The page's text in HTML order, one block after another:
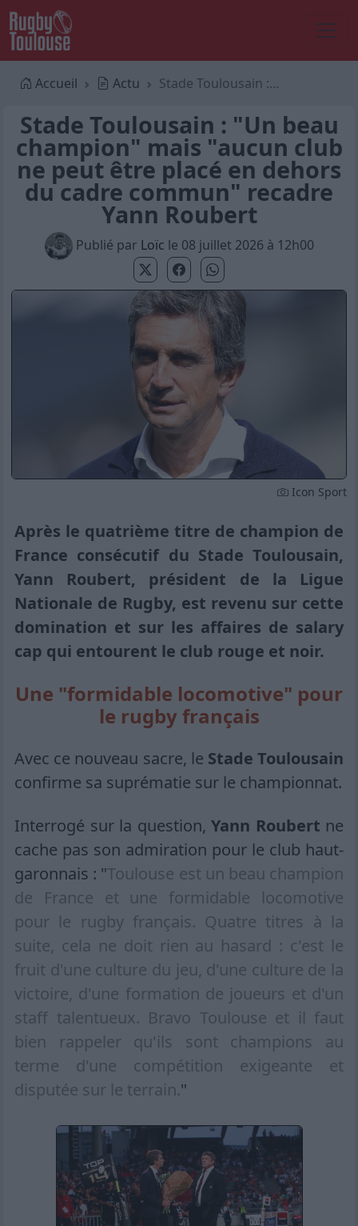
Accueil Actu Stade Toulousain : "Un beau champion" mais "aucun club ne peut être placé en dehors du cadre commun" recadre Yann Roubert
Stade Toulousain : "Un beau
champion" mais "aucun club
ne peut être placé en dehors
du cadre commun" recadre
Yann Roubert
Publié par Loïc le 08 juillet 2026 à 12h00
Icon Sport
Après le quatrième titre de champion de
France consécutif du Stade Toulousain,
Yann Roubert, président de la Ligue
Nationale de Rugby, est revenu sur cette
domination et sur les affaires de salary
cap qui entourent le club rouge et noir.
Une "formidable locomotive" pour
le rugby français
Avec ce nouveau sacre, le Stade Toulousain
confirme sa suprématie sur le championnat.
Interrogé sur la question, Yann Roubert ne
cache pas son admiration pour le club haut-
garonnais : "Toulouse est un beau champion
de France et une formidable locomotive
pour le rugby français. Quatre titres à la
suite, cela ne doit rien au hasard : c'est le
fruit d'une culture du jeu, d'une culture de la
victoire, d'une formation de joueurs et d'un
staff talentueux. Bravo Toulouse et il faut
bien rappeler qu'ils sont champions au
terme d'une compétition exigeante et
disputée sur le terrain."